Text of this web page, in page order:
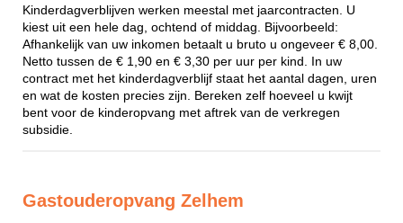
Kinderdagverblijven werken meestal met jaarcontracten. U
kiest uit een hele dag, ochtend of middag. Bijvoorbeeld:
Afhankelijk van uw inkomen betaalt u bruto u ongeveer € 8,00.
Netto tussen de € 1,90 en € 3,30 per uur per kind. In uw
contract met het kinderdagverblijf staat het aantal dagen, uren
en wat de kosten precies zijn. Bereken zelf hoeveel u kwijt
bent voor de kinderopvang met aftrek van de verkregen
subsidie.
Gastouderopvang Zelhem